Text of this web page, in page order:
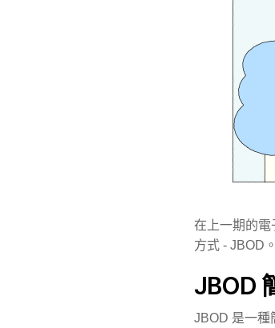
在上一期的電
方式 - JBOD
JBOD
JBOD 是一種